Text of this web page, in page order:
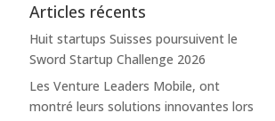
Articles récents
Huit startups Suisses poursuivent le
Sword Startup Challenge 2026
Les Venture Leaders Mobile, ont
montré leurs solutions innovantes lors